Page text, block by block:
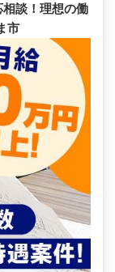
相談！理想の働
市